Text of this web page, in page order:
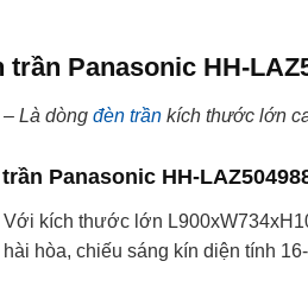
trần Panasonic HH-
– Là dòng đèn trần kích thước lớn
Panasonic HH-
Với kích thước lớn
hài hòa, chiếu sáng kín diện tính